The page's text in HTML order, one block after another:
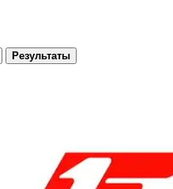
Результаты